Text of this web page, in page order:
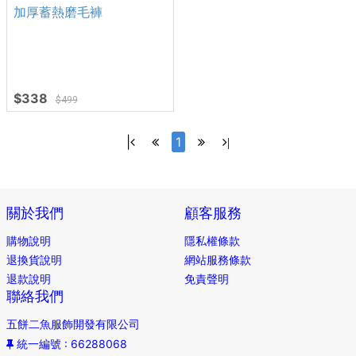
加厚蓄熱磨毛褲
$338 $499
1 |
關於我們
購物說明
退換貨說明
退款說明
顧客服務
隱私權條款
網站服務條款
免責聲明
聯絡我們
五餅二魚服飾開發有限公司
統一編號 : 66288068